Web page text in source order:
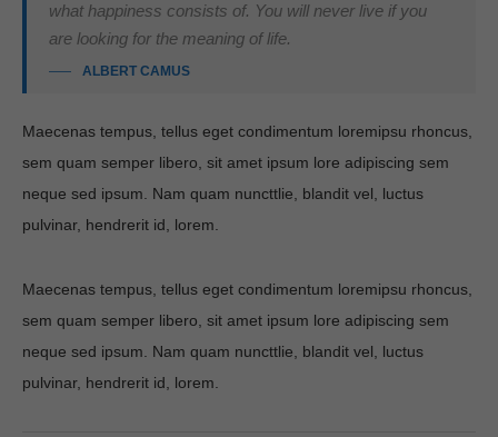
what happiness consists of. You will never live if you
are looking for the meaning of life.
ALBERT CAMUS
Maecenas tempus, tellus eget condimentum loremipsu rhoncus,
sem quam semper libero, sit amet ipsum lore adipiscing sem
neque sed ipsum. Nam quam nuncttlie, blandit vel, luctus
pulvinar, hendrerit id, lorem.
Maecenas tempus, tellus eget condimentum loremipsu rhoncus,
sem quam semper libero, sit amet ipsum lore adipiscing sem
neque sed ipsum. Nam quam nuncttlie, blandit vel, luctus
pulvinar, hendrerit id, lorem.